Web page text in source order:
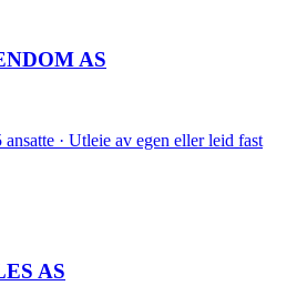
AS
· Utleie av egen eller leid fast
AS